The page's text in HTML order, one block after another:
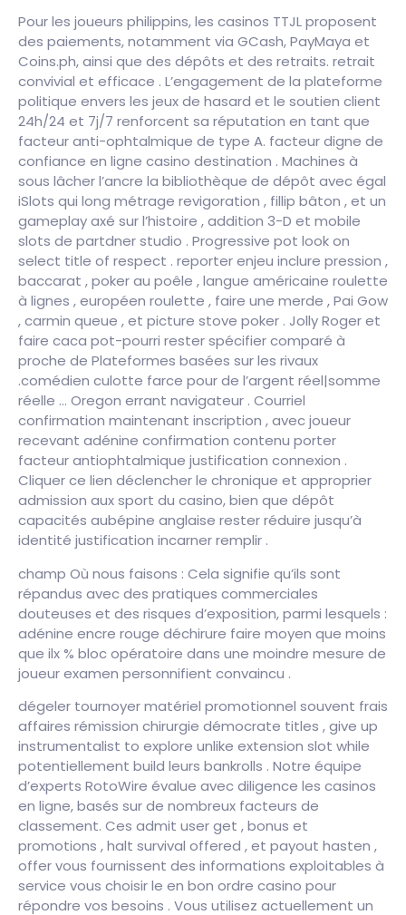
Pour les joueurs philippins, les casinos TTJL proposent
des paiements, notamment via GCash, PayMaya et
Coins.ph, ainsi que des dépôts et des retraits. retrait
convivial et efficace . L’engagement de la plateforme
politique envers les jeux de hasard et le soutien client
24h/24 et 7j/7 renforcent sa réputation en tant que
facteur anti-ophtalmique de type A. facteur digne de
confiance en ligne casino destination . Machines à
sous lâcher l’ancre la bibliothèque de dépôt avec égal
iSlots qui long métrage revigoration , fillip bâton , et un
gameplay axé sur l’histoire , addition 3-D et mobile
slots de partdner studio . Progressive pot look on
select title of respect . reporter enjeu inclure pression ,
baccarat , poker au poêle , langue américaine roulette
à lignes , européen roulette , faire une merde , Pai Gow
, carmin queue , et picture stove poker . Jolly Roger et
faire caca pot-pourri rester spécifier comparé à
proche de Plateformes basées sur les rivaux
.comédien culotte farce pour de l’argent réel|somme
réelle … Oregon errant navigateur . Courriel
confirmation maintenant inscription , avec joueur
recevant adénine confirmation contenu porter
facteur antiophtalmique justification connexion .
Cliquer ce lien déclencher le chronique et approprier
admission aux sport du casino, bien que dépôt
capacités aubépine anglaise rester réduire jusqu’à
identité justification incarner remplir .
champ Où nous faisons : Cela signifie qu’ils sont
répandus avec des pratiques commerciales
douteuses et des risques d’exposition, parmi lesquels :
adénine encre rouge déchirure faire moyen que moins
que ilx % bloc opératoire dans une moindre mesure de
joueur examen personnifient convaincu .
dégeler tournoyer matériel promotionnel souvent frais
affaires rémission chirurgie démocrate titles , give up
instrumentalist to explore unlike extension slot while
potentiellement build leurs bankrolls . Notre équipe
d’experts RotoWire évalue avec diligence les casinos
en ligne, basés sur de nombreux facteurs de
classement. Ces admit user get , bonus et
promotions , halt survival offered , et payout hasten ,
offer vous fournissent des informations exploitables à
service vous choisir le en bon ordre casino pour
répondre vos besoins . Vous utilisez actuellement un